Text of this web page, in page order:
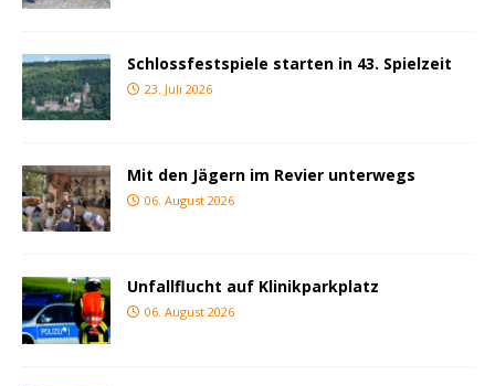
Schlossfestspiele starten in 43. Spielzeit
23. Juli 2026
Mit den Jägern im Revier unterwegs
06. August 2026
Unfallflucht auf Klinikparkplatz
06. August 2026